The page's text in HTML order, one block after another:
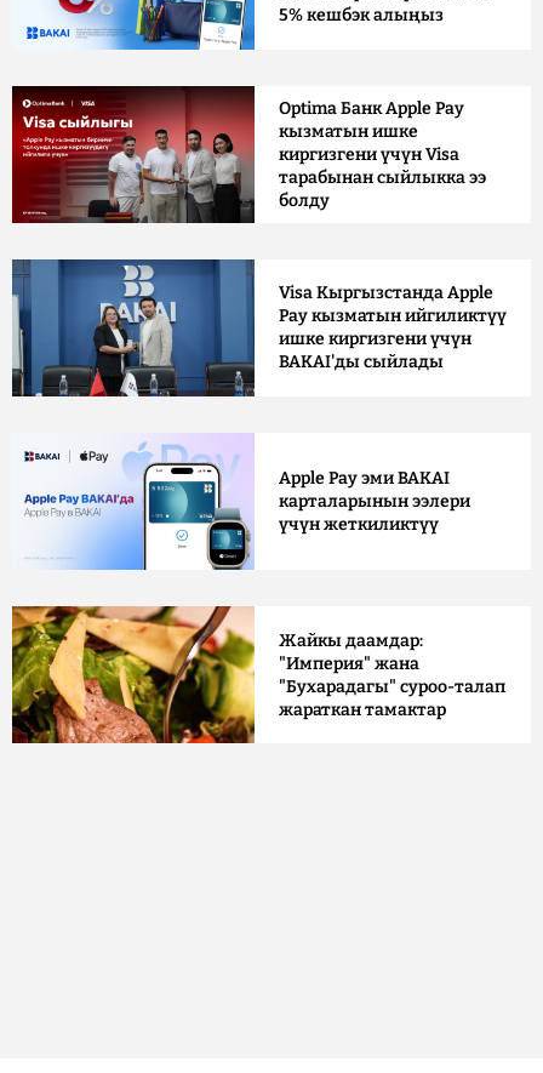
5% кешбэк алыңыз
Optima Банк Apple Pay
кызматын ишке
киргизгени үчүн Visa
тарабынан сыйлыкка ээ
болду
Visa Кыргызстанда Apple
Pay кызматын ийгиликтүү
ишке киргизгени үчүн
BAKAI'ды сыйлады
Apple Pay эми BAKAI
карталарынын ээлери
үчүн жеткиликтүү
Жайкы даамдар:
"Империя" жана
"Бухарадагы" суроо-талап
жараткан тамактар